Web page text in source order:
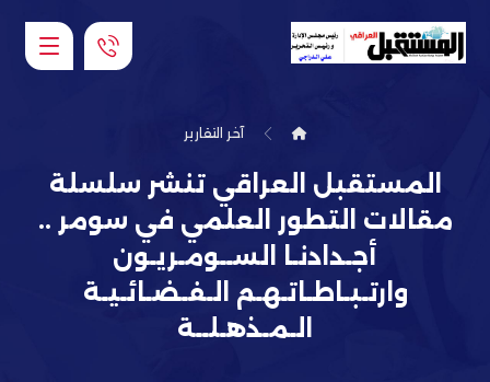
آخر التقارير
المستقبل العراقي تنشر سلسلة
مقالات التطور العلمي في سومر ..
أجـدادنـا الســومـريـون
وارتـبـاطـاتـهـم الـفـضـائـيـة
الـمـذهـلــة